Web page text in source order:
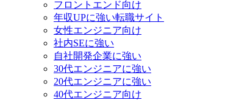
フロントエンド向け
年収UPに強い転職サイト
女性エンジニア向け
社内SEに強い
自社開発企業に強い
30代エンジニアに強い
20代エンジニアに強い
40代エンジニア向け